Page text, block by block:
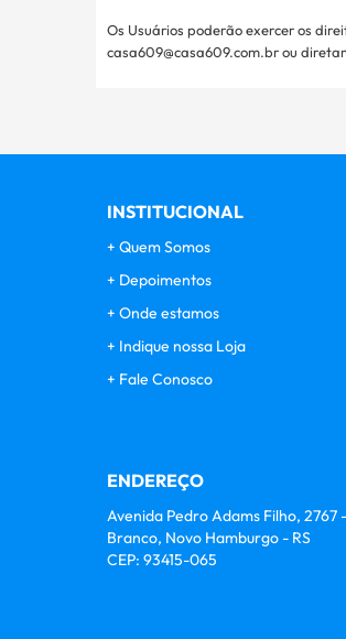
Os Usuários poderão exercer os
casa609@casa609.com.br ou
INSTITUCIONAL
Quem Somos
Depoimentos
Onde estamos
Indique nossa Loja
Fale Conosco
ENDEREÇO
Avenida Pedro Adams Filho, 2767 -
Branco, Novo Hamburgo - RS
CEP: 93415-065